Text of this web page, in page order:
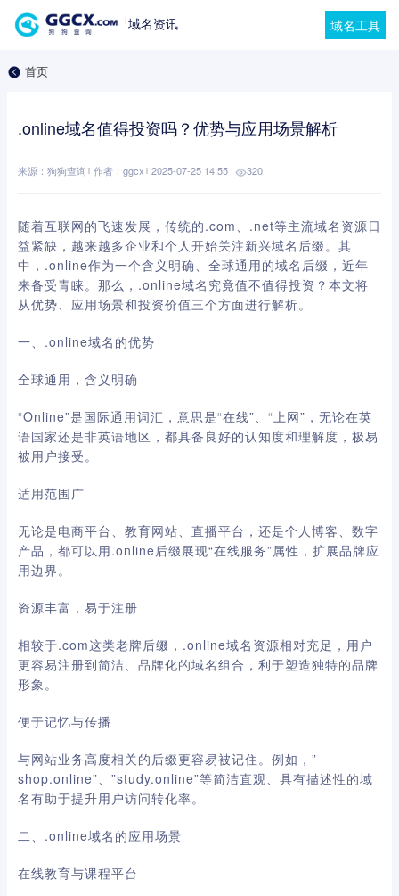
域名资讯 域名工具
首页
.online域名值得投资吗？优势与应用场景解析
来源：狗狗查询 作者：ggcx 2025-07-25 14:55 320
随着互联网的飞速发展，传统的.com、.net等主流域名资源日
益紧缺，越来越多企业和个人开始关注新兴域名后缀。其
中，.online作为一个含义明确、全球通用的域名后缀，近年
来备受青睐。那么，.online域名究竟值不值得投资？本文将
从优势、应用场景和投资价值三个方面进行解析。
一、.online域名的优势
全球通用，含义明确
“Online”是国际通用词汇，意思是“在线”、“上网”，无论在英
语国家还是非英语地区，都具备良好的认知度和理解度，极易
被用户接受。
适用范围广
无论是电商平台、教育网站、直播平台，还是个人博客、数字
产品，都可以用.online后缀展现“在线服务”属性，扩展品牌应
用边界。
资源丰富，易于注册
相较于.com这类老牌后缀，.online域名资源相对充足，用户
更容易注册到简洁、品牌化的域名组合，利于塑造独特的品牌
形象。
便于记忆与传播
与网站业务高度相关的后缀更容易被记住。例如，”
shop.online”、”study.online”等简洁直观、具有描述性的域
名有助于提升用户访问转化率。
二、.online域名的应用场景
在线教育与课程平台